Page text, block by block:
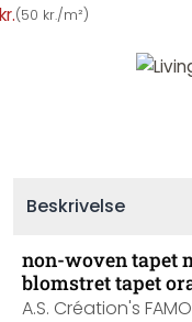
(50 kr./m²)
Beskrivelse
non-woven tapet
blomstret tapet
A.S. Création's